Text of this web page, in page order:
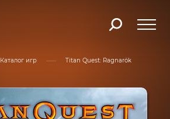
Каталог игр Titan Quest: Ragnarök